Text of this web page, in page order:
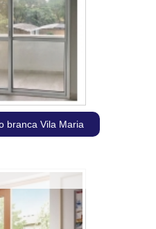
branca Vila Maria